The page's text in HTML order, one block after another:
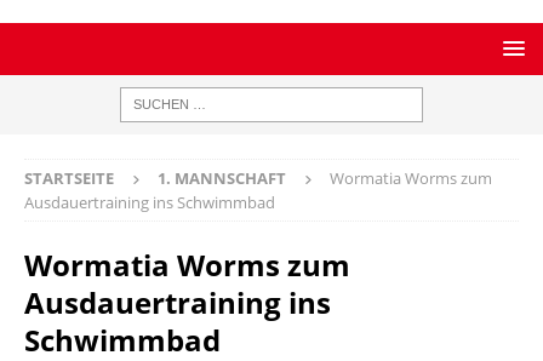
STARTSEITE 1. MANNSCHAFT
Wormatia Worms zum
Ausdauertraining ins Schwimmbad
Wormatia Worms zum
Ausdauertraining ins
Schwimmbad